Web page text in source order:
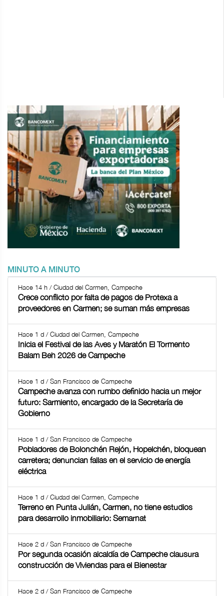
MINUTO A MINUTO
Hace 14 h / Ciudad del Carmen, Campeche
Crece conflicto por falta de pagos de Protexa a
proveedores en Carmen; se suman más empresas
Hace 1 d / Ciudad del Carmen, Campeche
Inicia el Festival de las Aves y Maratón El Tormento
Balam Beh 2026 de Campeche
Hace 1 d / San Francisco de Campeche
Campeche avanza con rumbo definido hacia un mejor
futuro: Sarmiento, encargado de la Secretaría de
Gobierno
Hace 1 d / San Francisco de Campeche
Pobladores de Bolonchén Rejón, Hopelchén, bloquean
carretera; denuncian fallas en el servicio de energía
eléctrica
Hace 1 d / Ciudad del Carmen, Campeche
Terreno en Punta Julián, Carmen, no tiene estudios
para desarrollo inmobiliario: Semarnat
Hace 2 d / San Francisco de Campeche
Por segunda ocasión alcaldía de Campeche clausura
construcción de Viviendas para el Bienestar
Hace 2 d / San Francisco de Campeche